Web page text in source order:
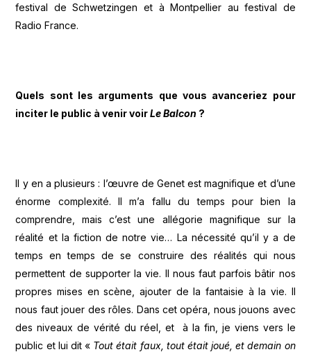
festival de Schwetzingen et à Montpellier au festival de
Radio France.
Quels sont les arguments que vous avanceriez pour
inciter le public à venir voirLe Balcon ?
Il y en a plusieurs : l’œuvre de Genet est magnifique et d’une
énorme complexité. Il m’a fallu du temps pour bien la
comprendre, mais c’est une allégorie magnifique sur la
réalité et la fiction de notre vie… La nécessité qu’il y a de
temps en temps de se construire des réalités qui nous
permettent de supporter la vie. Il nous faut parfois bâtir nos
propres mises en scène, ajouter de la fantaisie à la vie. Il
nous faut jouer des rôles. Dans cet opéra, nous jouons avec
des niveaux de vérité du réel, et à la fin, je viens vers le
public et lui dit « Tout était faux, tout était joué, et demain on